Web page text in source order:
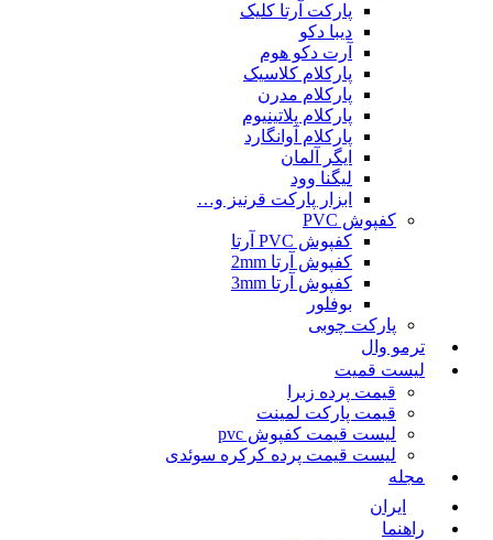
پارکت آرتا کلیک
دیبا دکو
آرت دکو هوم
پارکلام کلاسیک
پارکلام مدرن
پارکلام پلاتینیوم
پارکلام آوانگارد
ایگر آلمان
لیگنا وود
ابزار پارکت قرنیز و…
کفپوش PVC
کفپوش PVC آرتا
کفپوش آرتا 2mm
کفپوش آرتا 3mm
بوفلور
پارکت چوبی
ترمو وال
لیست قمیت
قیمت پرده زبرا
قیمت پارکت لمینت
لیست قیمت کفپوش pvc
لیست قیمت پرده کرکره سوئدی
مجله
ایران
راهنما